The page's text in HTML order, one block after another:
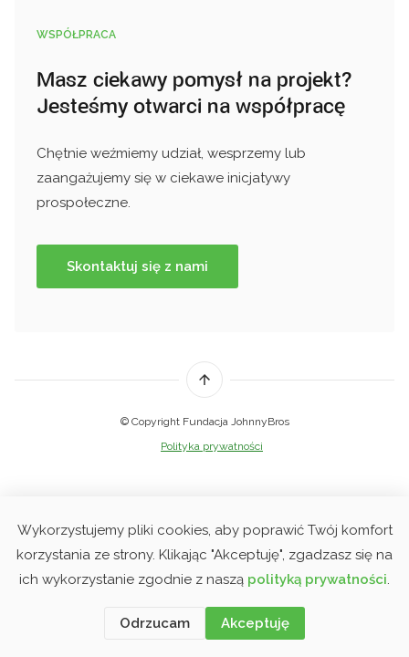
Wykorzystujemy pliki cookies, aby poprawić Twój komfort
korzystania ze strony. Klikając "Akceptuję", zgadzasz się na
ich wykorzystanie zgodnie z naszą polityką prywatności.
Odrzucam Akceptuję
WSPÓŁPRACA
Masz ciekawy pomysł na projekt?
Jesteśmy otwarci na współpracę
Chętnie weźmiemy udział, wesprzemy lub
zaangażujemy się w ciekawe inicjatywy
prospołeczne.
Skontaktuj się z nami
© Copyright Fundacja JohnnyBros
Polityka prywatności